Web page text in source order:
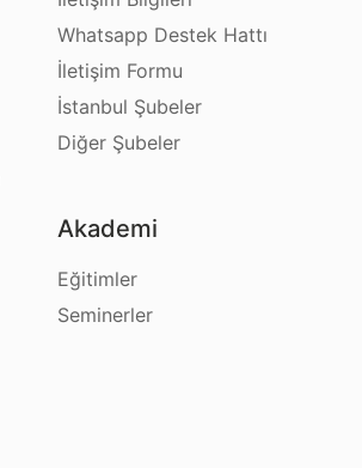
Whatsapp Destek Hattı
İletişim Formu
İstanbul Şubeler
Diğer Şubeler
Akademi
Eğitimler
Seminerler